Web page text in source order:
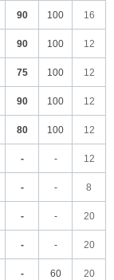
90 100 16
90 100 12
75 100 12
90 100 12
80 100 12
- - 12
- - 8
- - 20
- - 20
- 60 20